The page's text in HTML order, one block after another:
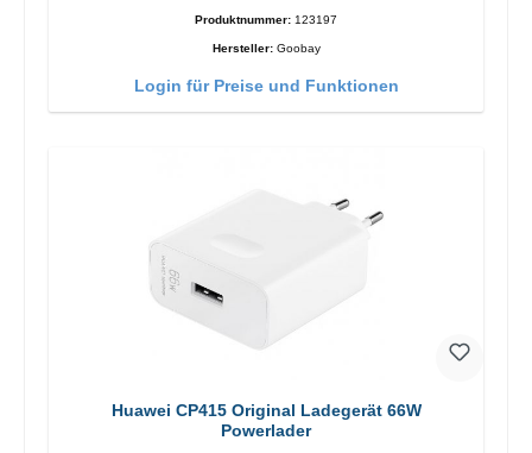
Produktnummer: 123197
Hersteller: Goobay
Login für Preise und Funktionen
Huawei CP415 Original Ladegerät 66W
Powerlader